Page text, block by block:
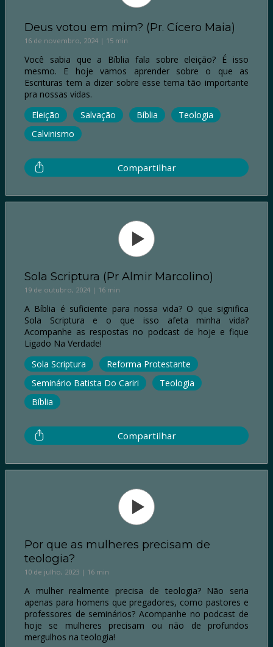
Deus votou em mim? (Pr. Cícero Maia)
16 de novembro, 2024 | 15 min
Você sabia que a Bíblia fala sobre eleição? É isso
mesmo. E hoje vamos aprender sobre o que as
Escrituras tem a dizer sobre esse tema tão importante
pra nossas vidas.
Eleição
Salvação Bíblia
Teologia
Calvinismo
Compartilhar
Sola Scriptura (Pr Almir Marcolino)
19 de outubro, 2024 | 16 min
A Bíblia é suficiente para nossa vida? O que significa
Sola Scriptura e o que isso afeta minha vida?
Acompanhe as respostas no podcast de hoje e fique
Ligado Na Verdade!
Sola Scriptura
Reforma Protestante
Seminário Batista Do Cariri
Teologia
Bíblia
Compartilhar
Por que as mulheres precisam de
teologia?
10 de julho, 2023 | 16 min
A mulher realmente precisa de teologia? Não seria
apenas para homens que pregadores, como pastores e
professores de seminários? Acompanhe no podcast de
hoje se mulheres precisam ou não de profundos
mergulhos na teologia!